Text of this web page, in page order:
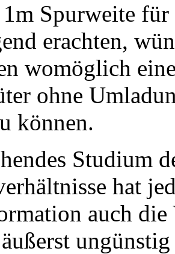
Spurweite
erachten,
womöglich
ohne
können.
Studium
hat
auch